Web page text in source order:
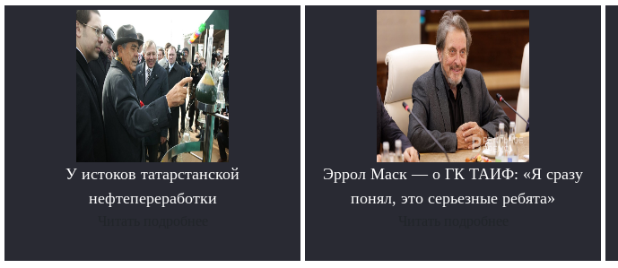
У истоков татарстанской
нефтепереработки
Эррол Маск — о ГК ТАИФ: «Я сразу
понял, это серьезные ребята»